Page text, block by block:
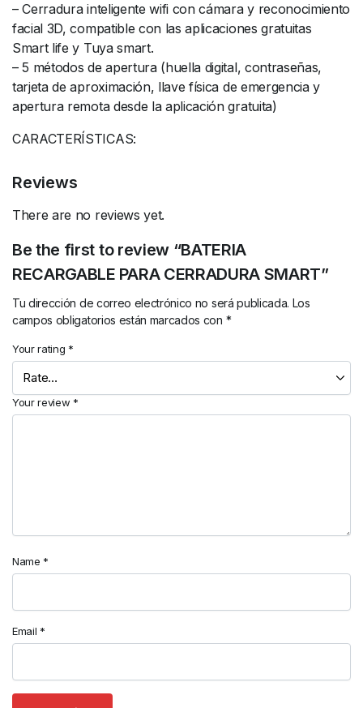
– Cerradura inteligente wifi con cámara y reconocimiento
facial 3D, compatible con las aplicaciones gratuitas
Smart life y Tuya smart.
– 5 métodos de apertura (huella digital, contraseñas,
tarjeta de aproximación, llave física de emergencia y
apertura remota desde la aplicación gratuita)
CARACTERÍSTICAS:
Reviews
There are no reviews yet.
Be the first to review “BATERIA
RECARGABLE PARA CERRADURA SMART”
Tu dirección de correo electrónico no será publicada. Los
campos obligatorios están marcados con *
Your rating *
Your review *
Name *
Email *